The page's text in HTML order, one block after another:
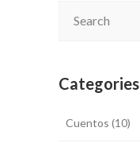
Categories
Cuentos (10)